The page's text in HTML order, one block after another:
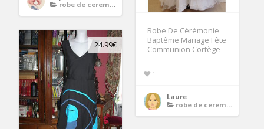
robe de ceremonie noire
Robe De Cérémonie
Baptême Mariage Fête
Communion Cortège
1
Laure
robe de ceremonie noire
24.99€